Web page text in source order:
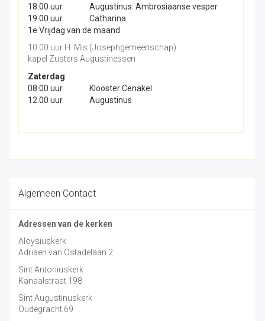
18.00 uur
Augustinus: Ambrosiaanse vesper
19.00 uur
Catharina
1e Vrijdag van de maand
10.00 uur H. Mis (Josephgemeenschap)
kapel Zusters Augustinessen
Zaterdag
08.00 uur
Klooster Cenakel
12.00 uur
Augustinus
Algemeen Contact
Adressen van de kerken
Aloysiuskerk
Adriaen van Ostadelaan 2
Sint Antoniuskerk
Kanaalstraat 198
Sint Augustinuskerk
Oudegracht 69